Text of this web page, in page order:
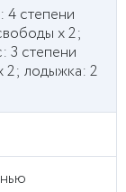
4 степени
x 2;
3 степени
2; лодыжка: 2